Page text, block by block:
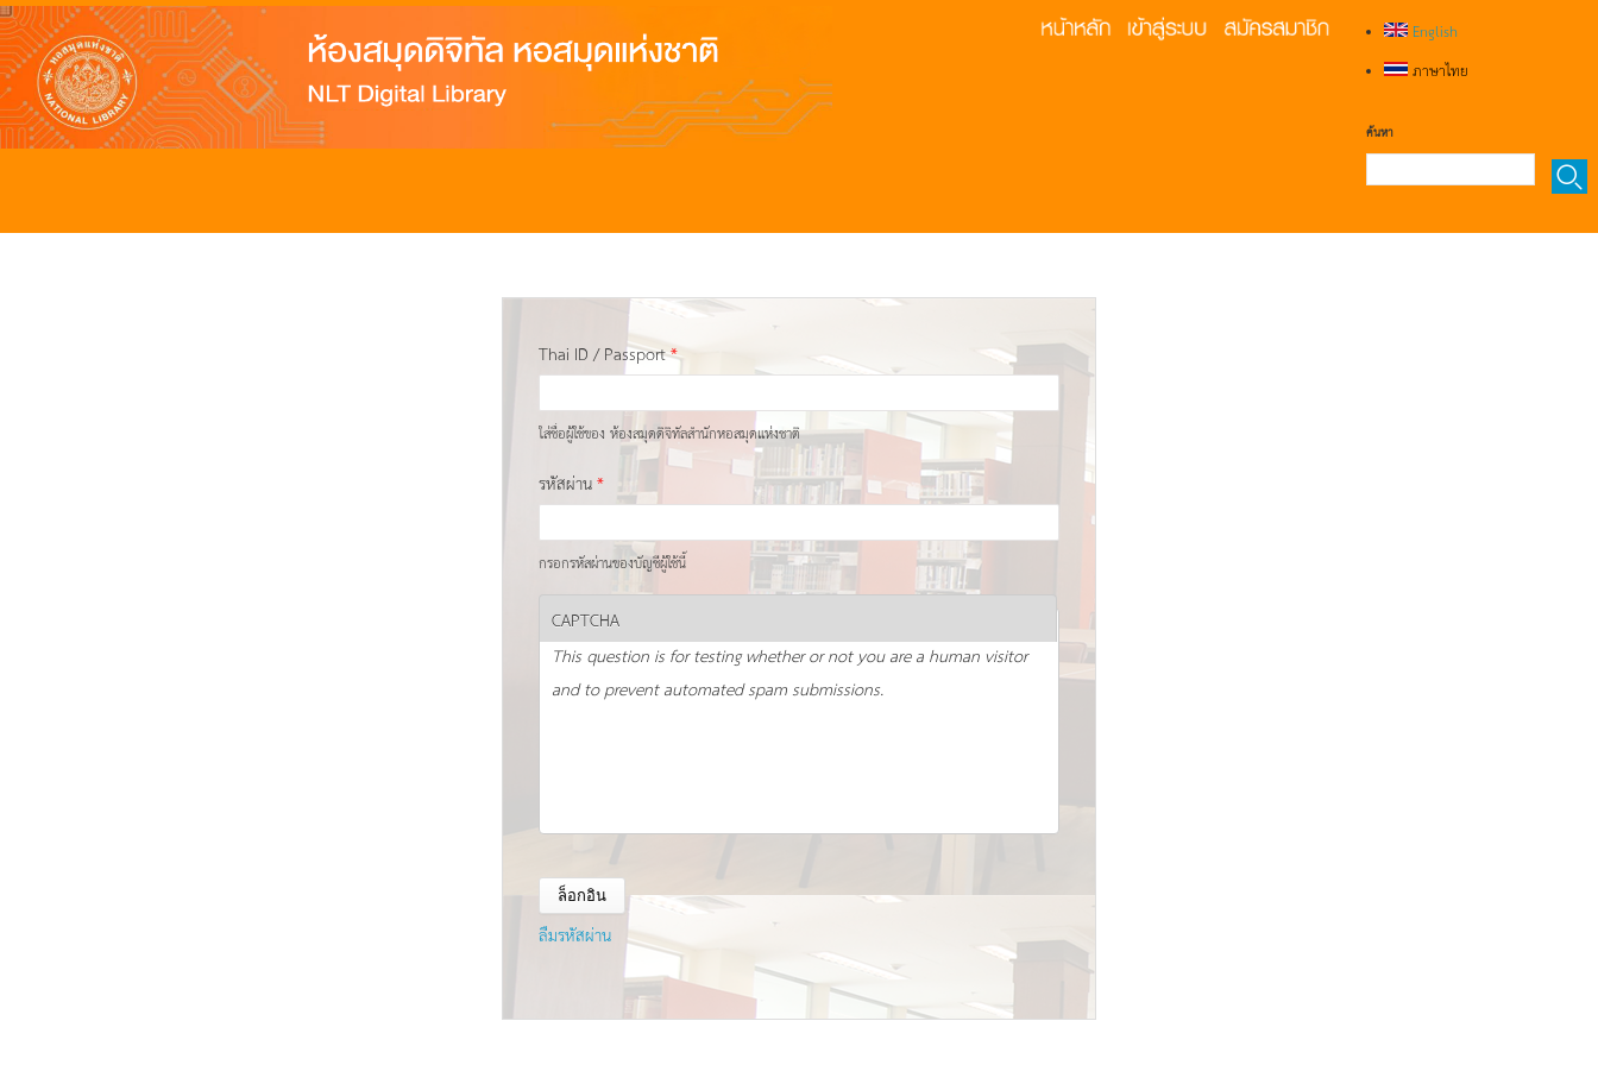
English
ภาษาไทย
ค้นหา
Thai ID / Passport*
ใส่ชื่อผู้ใช้ของ ห้องสมุดดิจิทัลสำนักหอสมุดแห่งชาติ
รหัสผ่าน*
กรอกรหัสผ่านของบัญชีผู้ใช้นี้
CAPTCHA
This question is for testing whether or not you are a human visitor
and to prevent automated spam submissions.
ลืมรหัสผ่าน